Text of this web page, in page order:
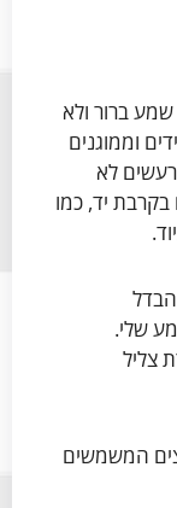
שמע ברור ולא
וממוגנים
לא
בקרבת יד, כמו
שלי.
צליל
המשמשים